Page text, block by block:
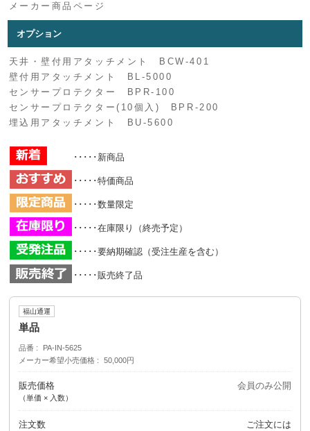
メーカー商品ページ
オプション
天井・壁付用アタッチメント BCW-401
壁付用アタッチメント BL-5000
センサープロテクター BPR-100
センサープロテクター(10個入) BPR-200
埋込用アタッチメント BU-5600
･････新商品
･････特価商品
･････数量限定
･････在庫限り（終売予定）
･････要納期確認（受注生産を含む）
･････販売終了品
福山通運
単品
品番
PA-IN-5625
メーカー希望小売価格
50,000円
販売価格
（単価 × 入数）
会員のみ公開
注文数
ご注文には